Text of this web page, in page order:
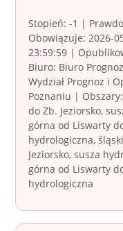
Stopień: -1 |
Obowiązuje: 2026-
23:59:59 |
Biuro: Biuro
Wydział Prognoz i
Poznaniu |
do Zb. Jeziorsko,
górna od Liswarty
hydrologiczna,
Jeziorsko, susza
górna od Liswarty
hydrologiczna